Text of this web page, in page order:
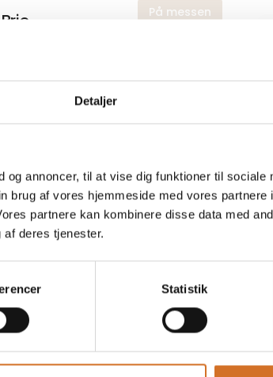
Detaljer
annoncer, til at vise dig funktioner til sociale
brug af vores hjemmeside med vores partnere
partnere kan kombinere disse data med
deres tjenester.
Statistik
På messen